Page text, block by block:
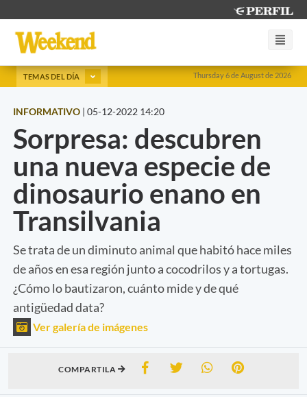
Thursday 6 de August de 2026
TEMAS DEL DÍA
INFORMATIVO | 05-12-2022 14:20
Sorpresa: descubren
una nueva especie de
dinosaurio enano en
Transilvania
Se trata de un diminuto animal que habitó hace miles
de años en esa región junto a cocodrilos y a tortugas.
¿Cómo lo bautizaron, cuánto mide y de qué
antigüedad data?
Ver galería de imágenes
COMPARTILA